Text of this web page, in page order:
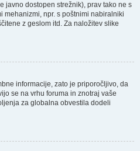
javno dostopen strežnik), prav tako ne s
npr. s poštnimi nabiralniki
z geslom itd. Za naložitev slike
informacije, zato je priporočljivo, da
se na vrhu foruma in znotraj vaše
za globalna obvestila dodeli